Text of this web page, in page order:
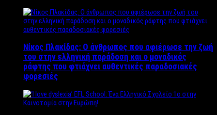
Νίκος Πλακίδας: O άνθρωπος που αφιέρωσε την ζωή
του στην ελληνική παράδοση και ο μοναδικός
ράφτης που φτιάχνει αυθεντικές παραδοσιακές
φορεσιές